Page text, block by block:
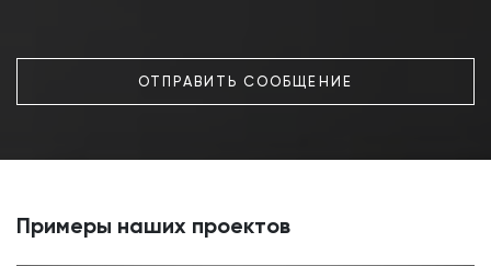
ОТПРАВИТЬ СООБЩЕНИЕ
Примеры наших проектов